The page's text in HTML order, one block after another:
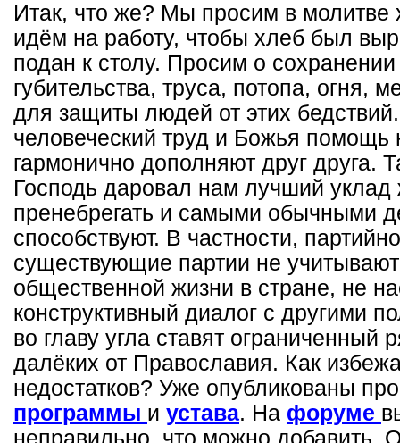
Итак, что же? Мы просим в
идём на работу, чтобы хлеб был
подан к столу. Просим о сохранении
губительства, труса, потопа, огня,
для защиты людей от этих
человеческий труд и Божья помощь
гармонично дополняют друг друга.
Господь даровал нам лучший
пренебрегать и самыми обычными
способствуют. В частности,
существующие партии не учитывают
общественной жизни в стране, не
конструктивный диалог с другими
во главу угла ставят ограниченный
далёких от Православия. Как
недостатков? Уже опубликованы
программы и устава. На форуме
неправильно, что можно добавить.